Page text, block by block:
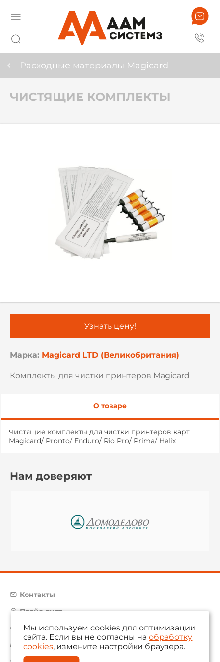
Расходные материалы Magicard
ЧИСТЯЩИЕ КОМПЛЕКТЫ
Марка: Magicard LTD (Великобритания)
Комплекты для чистки принтеров Magicard
Узнать цену!
О товаре
Чистящие комплекты для чистки принтеров карт
Magicard/ Pronto/ Enduro/ Rio Pro/ Prima/ Helix
Нам доверяют
Контакты
Прайс-лист
Карта сайта
aam@aamsystems.ru
Мы используем cookies для оптимизации
сайта. Если вы не согласны наобработку
cookies, измените настройки браузера.